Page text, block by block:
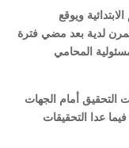
ويوقع
لدية بعد مضي فترة
المحامي
التحقيق أمام الجهات
عدا التحقيقات